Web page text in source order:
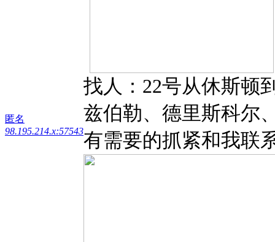
匿名
98.195.214.x:57543
找人：22号从休斯顿
兹伯勒、德里斯科尔
有需要的抓紧和我联